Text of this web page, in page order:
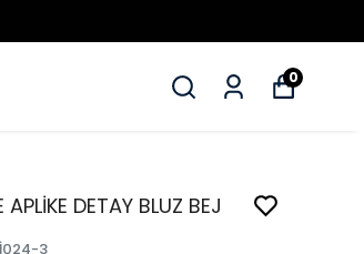
0
APLİKE DETAY BLUZ BEJ
3